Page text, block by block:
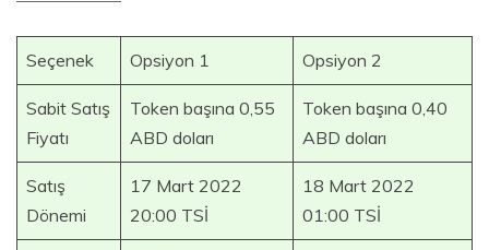
Seçenek Opsiyon 1 Opsiyon 2
Sabit Satış
Fiyatı
Token başına 0,55
ABD doları
Token başına 0,40
ABD doları
Satış
Dönemi
17 Mart 2022
20:00 TSİ
18 Mart 2022
01:00 TSİ